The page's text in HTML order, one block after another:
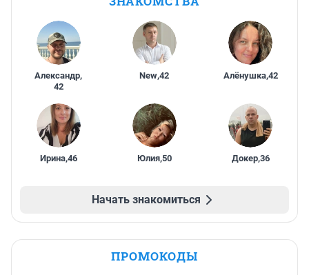
Александр,
42
New,42 Алёнушка,42
Ирина,46 Юлия,50 Докер,36
Начать знакомиться
ПРОМОКОДЫ